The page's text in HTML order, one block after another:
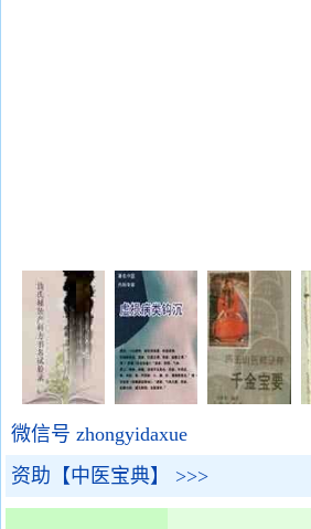
微信号 zhongyidaxue
资助【中医宝典】 >>>